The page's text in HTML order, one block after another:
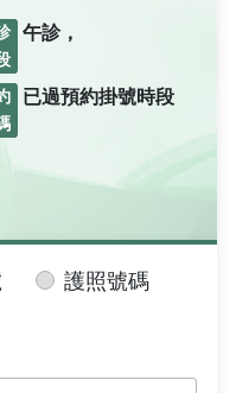
午診，
已過預約掛號時段
護照號碼